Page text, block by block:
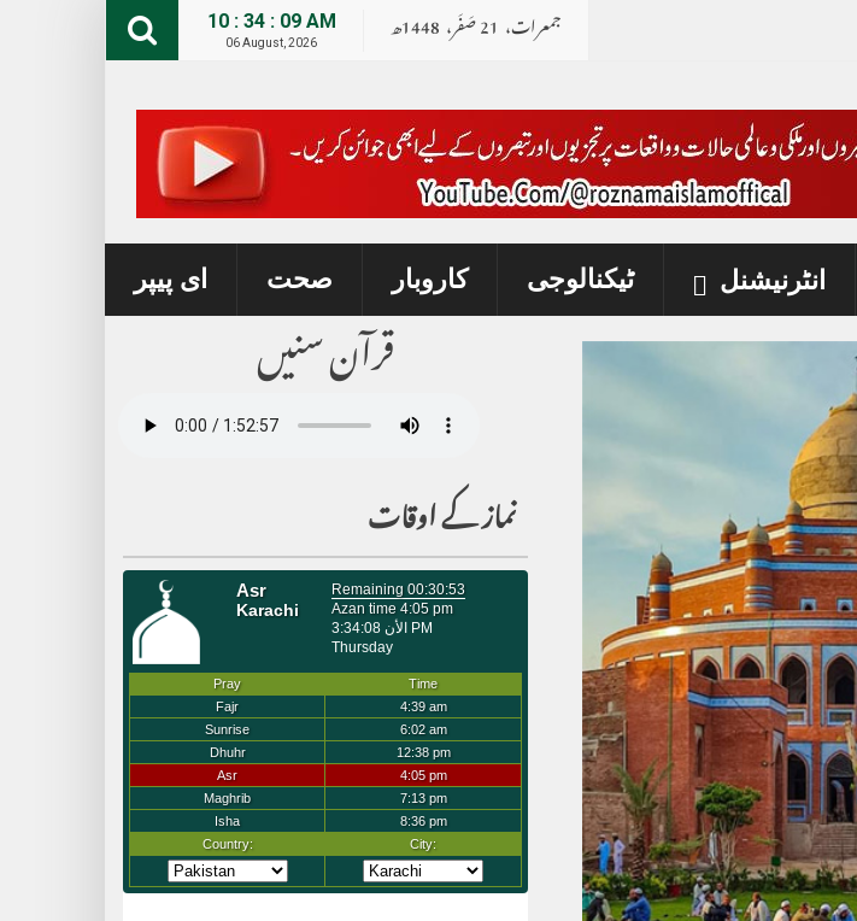
10 : 34 : 10 AM
06 August, 2026 جمعرات، 21صــَــفــَــر،1448ھ
انٹرنیشنل ٹیکنالوجی کاروبار صحت ای پیپر
قرآن سنیں
نماز کے اوقات